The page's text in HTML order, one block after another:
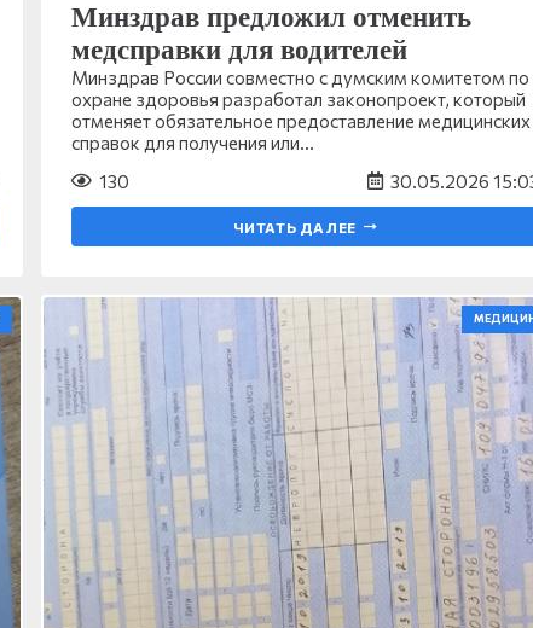
Минздрав предложил отменить
медсправки для водителей
Минздрав России совместно с думским комитетом по
охране здоровья разработал законопроект, который
отменяет обязательное предоставление медицинских
справок для получения или…
130
30.05.2026
ЧИТАТЬ ДАЛЕЕ